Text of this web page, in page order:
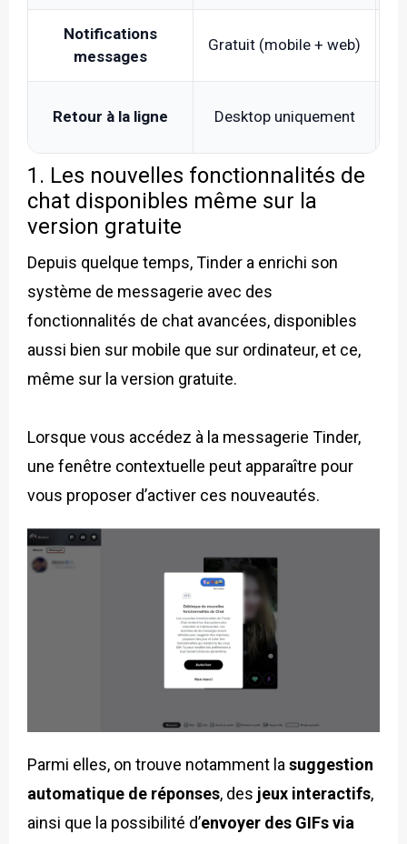
Notifications
messages
Gratuit (mobile + web)
Retour à la ligne Desktop uniquement
1. Les nouvelles fonctionnalités de
chat disponibles même sur la
version gratuite
Depuis quelque temps, Tinder a enrichi son
système de messagerie avec des
fonctionnalités de chat avancées, disponibles
aussi bien sur mobile que sur ordinateur, et ce,
même sur la version gratuite.
Lorsque vous accédez à la messagerie Tinder,
une fenêtre contextuelle peut apparaître pour
vous proposer d’activer ces nouveautés.
Parmi elles, on trouve notamment lasuggestion
automatique de réponses, des jeux interactifs,
ainsi que la possibilité d’envoyer des GIFs via